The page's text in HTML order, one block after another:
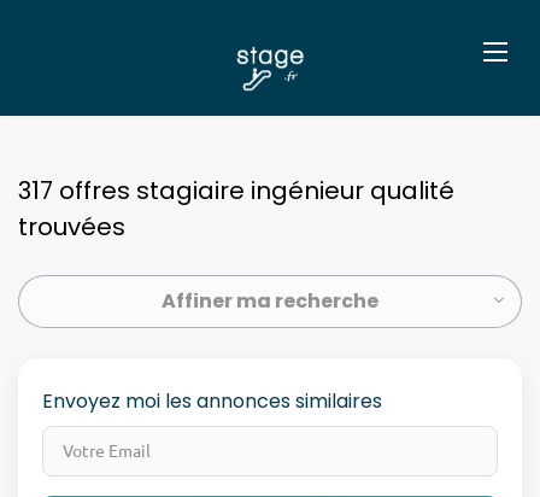
317 offres stagiaire ingénieur qualité
trouvées
Affiner ma recherche
Envoyez moi les annonces similaires